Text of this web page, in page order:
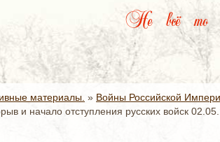
Не всё то
материалы. » Войны Российской
и начало отступления русских войск